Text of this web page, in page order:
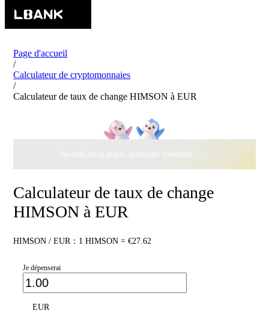
Page d'accueil
/
Calculateur de cryptomonnaies
/
Calculateur de taux de change HIMSON à EUR
Au-delà de la glace, avançons ensemble ·
500 000 $
Calculateur de taux de change
HIMSON à EUR
HIMSON / EUR：1 HIMSON = €27.62
Je dépenserai
EUR